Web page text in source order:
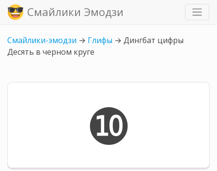
Смайлики Эмодзи
Смайлики-эмодзи → Глифы → Дингбат цифры
Десять в черном круге
❿